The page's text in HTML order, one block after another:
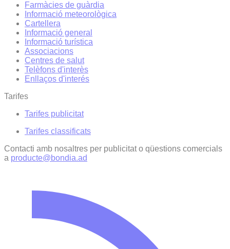
Farmàcies de guàrdia
Informació meteorològica
Cartellera
Informació general
Informació turística
Associacions
Centres de salut
Telèfons d'interès
Enllaços d'interés
Tarifes
Tarifes publicitat
Tarifes classificats
Contacti amb nosaltres per publicitat o qüestions comercials
a producte@bondia.ad